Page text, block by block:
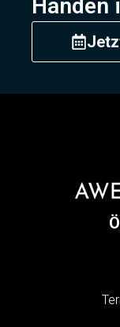
Händen